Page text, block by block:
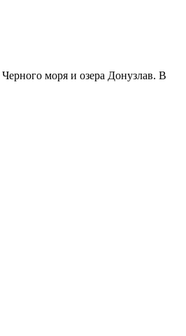
моря и озера Донузлав. В